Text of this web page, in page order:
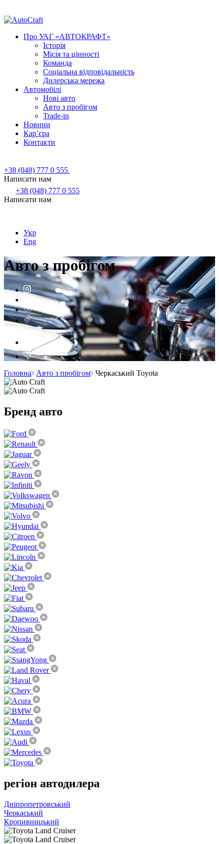
Про УАГ «АВТОКРАФТ»
Історія
Місія та цінності
Команда
Соціальна відповідальність
Дилерська мережа
Автомобілі
Нові авто
Авто з пробігом
Trade-in
Новини
Кар’єра
Контакти
+38 (048) 777 0 555
Написати нам
+38 (048) 777 0 555
Написати нам
Укр
Eng
Авто з пробігом
Головна Авто з пробігом Черкаський Toyota
Бренд авто
регіон автодилера
Дніпропетровський
Черкаський
Кропивницький